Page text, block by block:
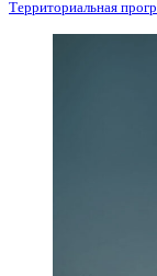
Территориальная